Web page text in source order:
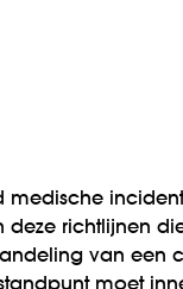
medische
deze richt­lijnen
van een